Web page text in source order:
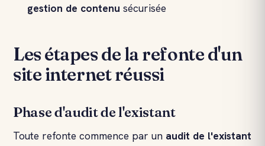
gestion de contenu sécurisée
Les étapes de la refonte d'un
site internet réussi
Phase d'audit de l'existant
Toute refonte commence par un audit de l'existant